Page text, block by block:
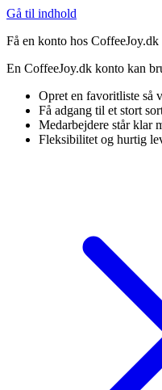
Gå til indhold
Få en konto hos CoffeeJoy.dk
En CoffeeJoy.dk konto kan
Opret en favoritliste så
Få adgang til et stort
Medarbejdere står klar
Fleksibilitet og hurtig